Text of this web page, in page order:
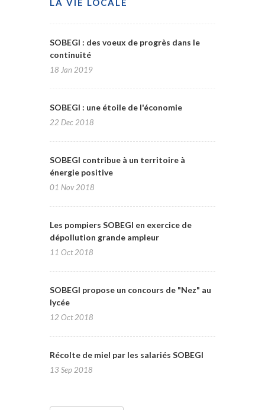
LA VIE LOCALE
SOBEGI : des voeux de progrès dans le
continuité
18 Jan 2019
SOBEGI : une étoile de l'économie
22 Dec 2018
SOBEGI contribue à un territoire à
énergie positive
01 Nov 2018
Les pompiers SOBEGI en exercice de
dépollution grande ampleur
11 Oct 2018
SOBEGI propose un concours de "Nez" au
lycée
12 Oct 2018
Récolte de miel par les salariés SOBEGI
13 Sep 2018